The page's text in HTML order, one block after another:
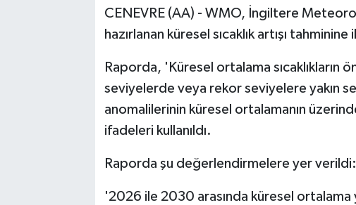
CENEVRE (AA) - WMO, İngiltere
hazırlanan küresel sıcaklık artışı
Raporda, 'Küresel ortalama sıcaklıkların
seviyelerde veya rekor seviyelere yakın
anomalilerinin küresel ortalamanın
ifadeleri kullanıldı.
Raporda şu değerlendirmelere yer verildi:
'2026 ile 2030 arasında küresel ortalama